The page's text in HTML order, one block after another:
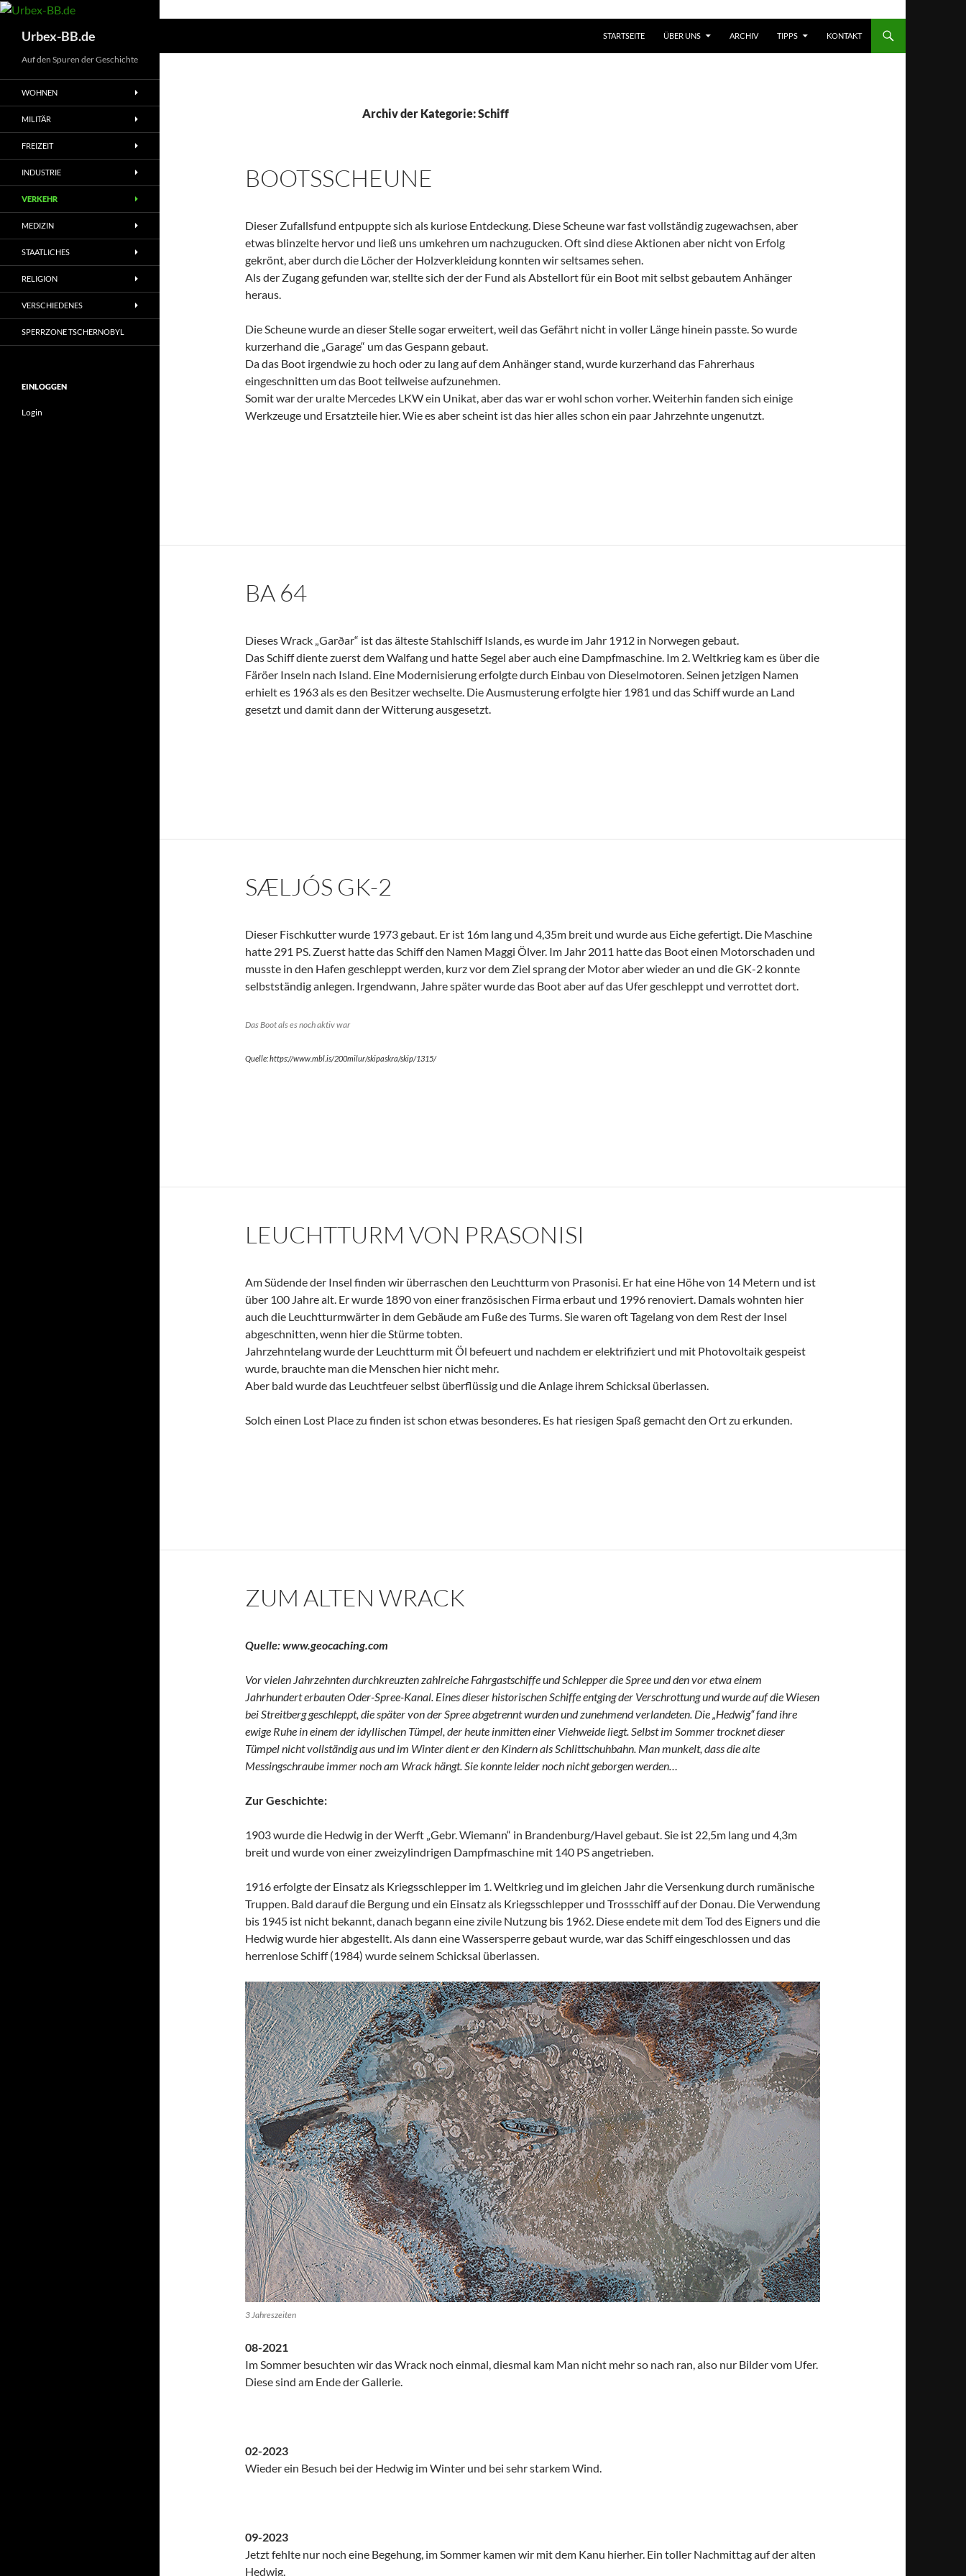
Urbex-BB.de
STARTSEITE
ÜBER UNS ARCHIV TIPPS KONTAKT
Archiv der Kategorie: Schiff
BOOTSSCHEUNE
Dieser Zufallsfund entpuppte sich als kuriose Entdeckung. Diese Scheune war fast vollständig zugewachsen, aber
etwas blinzelte hervor und ließ uns umkehren um nachzugucken. Oft sind diese Aktionen aber nicht von Erfolg
gekrönt, aber durch die Löcher der Holzverkleidung konnten wir seltsames sehen.
Als der Zugang gefunden war, stellte sich der der Fund als Abstellort für ein Boot mit selbst gebautem Anhänger
heraus.
Die Scheune wurde an dieser Stelle sogar erweitert, weil das Gefährt nicht in voller Länge hinein passte. So wurde
kurzerhand die „Garage“ um das Gespann gebaut.
Da das Boot irgendwie zu hoch oder zu lang auf dem Anhänger stand, wurde kurzerhand das Fahrerhaus
eingeschnitten um das Boot teilweise aufzunehmen.
Somit war der uralte Mercedes LKW ein Unikat, aber das war er wohl schon vorher. Weiterhin fanden sich einige
Werkzeuge und Ersatzteile hier. Wie es aber scheint ist das hier alles schon ein paar Jahrzehnte ungenutzt.
BA 64
Dieses Wrack „Garðar“ ist das älteste Stahlschiff Islands, es wurde im Jahr 1912 in Norwegen gebaut.
Das Schiff diente zuerst dem Walfang und hatte Segel aber auch eine Dampfmaschine. Im 2. Weltkrieg kam es über die
Färöer Inseln nach Island. Eine Modernisierung erfolgte durch Einbau von Dieselmotoren. Seinen jetzigen Namen
erhielt es 1963 als es den Besitzer wechselte. Die Ausmusterung erfolgte hier 1981 und das Schiff wurde an Land
gesetzt und damit dann der Witterung ausgesetzt.
SÆLJÓS GK-2
Dieser Fischkutter wurde 1973 gebaut. Er ist 16m lang und 4,35m breit und wurde aus Eiche gefertigt. Die Maschine
hatte 291 PS. Zuerst hatte das Schiff den Namen Maggi Ölver. Im Jahr 2011 hatte das Boot einen Motorschaden und
musste in den Hafen geschleppt werden, kurz vor dem Ziel sprang der Motor aber wieder an und die GK-2 konnte
selbstständig anlegen. Irgendwann, Jahre später wurde das Boot aber auf das Ufer geschleppt und verrottet dort.
Das Boot als es noch aktiv war
Quelle: https://www.mbl.is/200milur/skipaskra/skip/1315/
LEUCHTTURM VON PRASONISI
Am Südende der Insel finden wir überraschen den Leuchtturm von Prasonisi. Er hat eine Höhe von 14 Metern und ist
über 100 Jahre alt. Er wurde 1890 von einer französischen Firma erbaut und 1996 renoviert. Damals wohnten hier
auch die Leuchtturmwärter in dem Gebäude am Fuße des Turms. Sie waren oft Tagelang von dem Rest der Insel
abgeschnitten, wenn hier die Stürme tobten.
Jahrzehntelang wurde der Leuchtturm mit Öl befeuert und nachdem er elektrifiziert und mit Photovoltaik gespeist
wurde, brauchte man die Menschen hier nicht mehr.
Aber bald wurde das Leuchtfeuer selbst überflüssig und die Anlage ihrem Schicksal überlassen.
Solch einen Lost Place zu finden ist schon etwas besonderes. Es hat riesigen Spaß gemacht den Ort zu erkunden.
ZUM ALTEN WRACK
Quelle: www.geocaching.com
Vor vielen Jahrzehnten durchkreuzten zahlreiche Fahrgastschiffe und Schlepper die Spree und den vor etwa einem
Jahrhundert erbauten Oder-Spree-Kanal. Eines dieser historischen Schiffe entging der Verschrottung und wurde auf die Wiesen
bei Streitberg geschleppt, die später von der Spree abgetrennt wurden und zunehmend verlandeten. Die „Hedwig“ fand ihre
ewige Ruhe in einem der idyllischen Tümpel, der heute inmitten einer Viehweide liegt. Selbst im Sommer trocknet dieser
Tümpel nicht vollständig aus und im Winter dient er den Kindern als Schlittschuhbahn. Man munkelt, dass die alte
Messingschraube immer noch am Wrack hängt. Sie konnte leider noch nicht geborgen werden…
Zur Geschichte:
1903 wurde die Hedwig in der Werft „Gebr. Wiemann“ in Brandenburg/Havel gebaut. Sie ist 22,5m lang und 4,3m
breit und wurde von einer zweizylindrigen Dampfmaschine mit 140 PS angetrieben.
1916 erfolgte der Einsatz als Kriegsschlepper im 1. Weltkrieg und im gleichen Jahr die Versenkung durch rumänische
Truppen. Bald darauf die Bergung und ein Einsatz als Kriegsschlepper und Trossschiff auf der Donau. Die Verwendung
bis 1945 ist nicht bekannt, danach begann eine zivile Nutzung bis 1962. Diese endete mit dem Tod des Eigners und die
Hedwig wurde hier abgestellt. Als dann eine Wassersperre gebaut wurde, war das Schiff eingeschlossen und das
herrenlose Schiff (1984) wurde seinem Schicksal überlassen.
3 Jahreszeiten
08-2021
Im Sommer besuchten wir das Wrack noch einmal, diesmal kam Man nicht mehr so nach ran, also nur Bilder vom Ufer.
Diese sind am Ende der Gallerie.
02-2023
Wieder ein Besuch bei der Hedwig im Winter und bei sehr starkem Wind.
09-2023
Jetzt fehlte nur noch eine Begehung, im Sommer kamen wir mit dem Kanu hierher. Ein toller Nachmittag auf der alten
Hedwig.
Auf den Spuren der Geschichte
WOHNEN
MILITÄR
FREIZEIT
INDUSTRIE
VERKEHR
MEDIZIN
STAATLICHES
RELIGION
VERSCHIEDENES
SPERRZONE TSCHERNOBYL
EINLOGGEN
Login